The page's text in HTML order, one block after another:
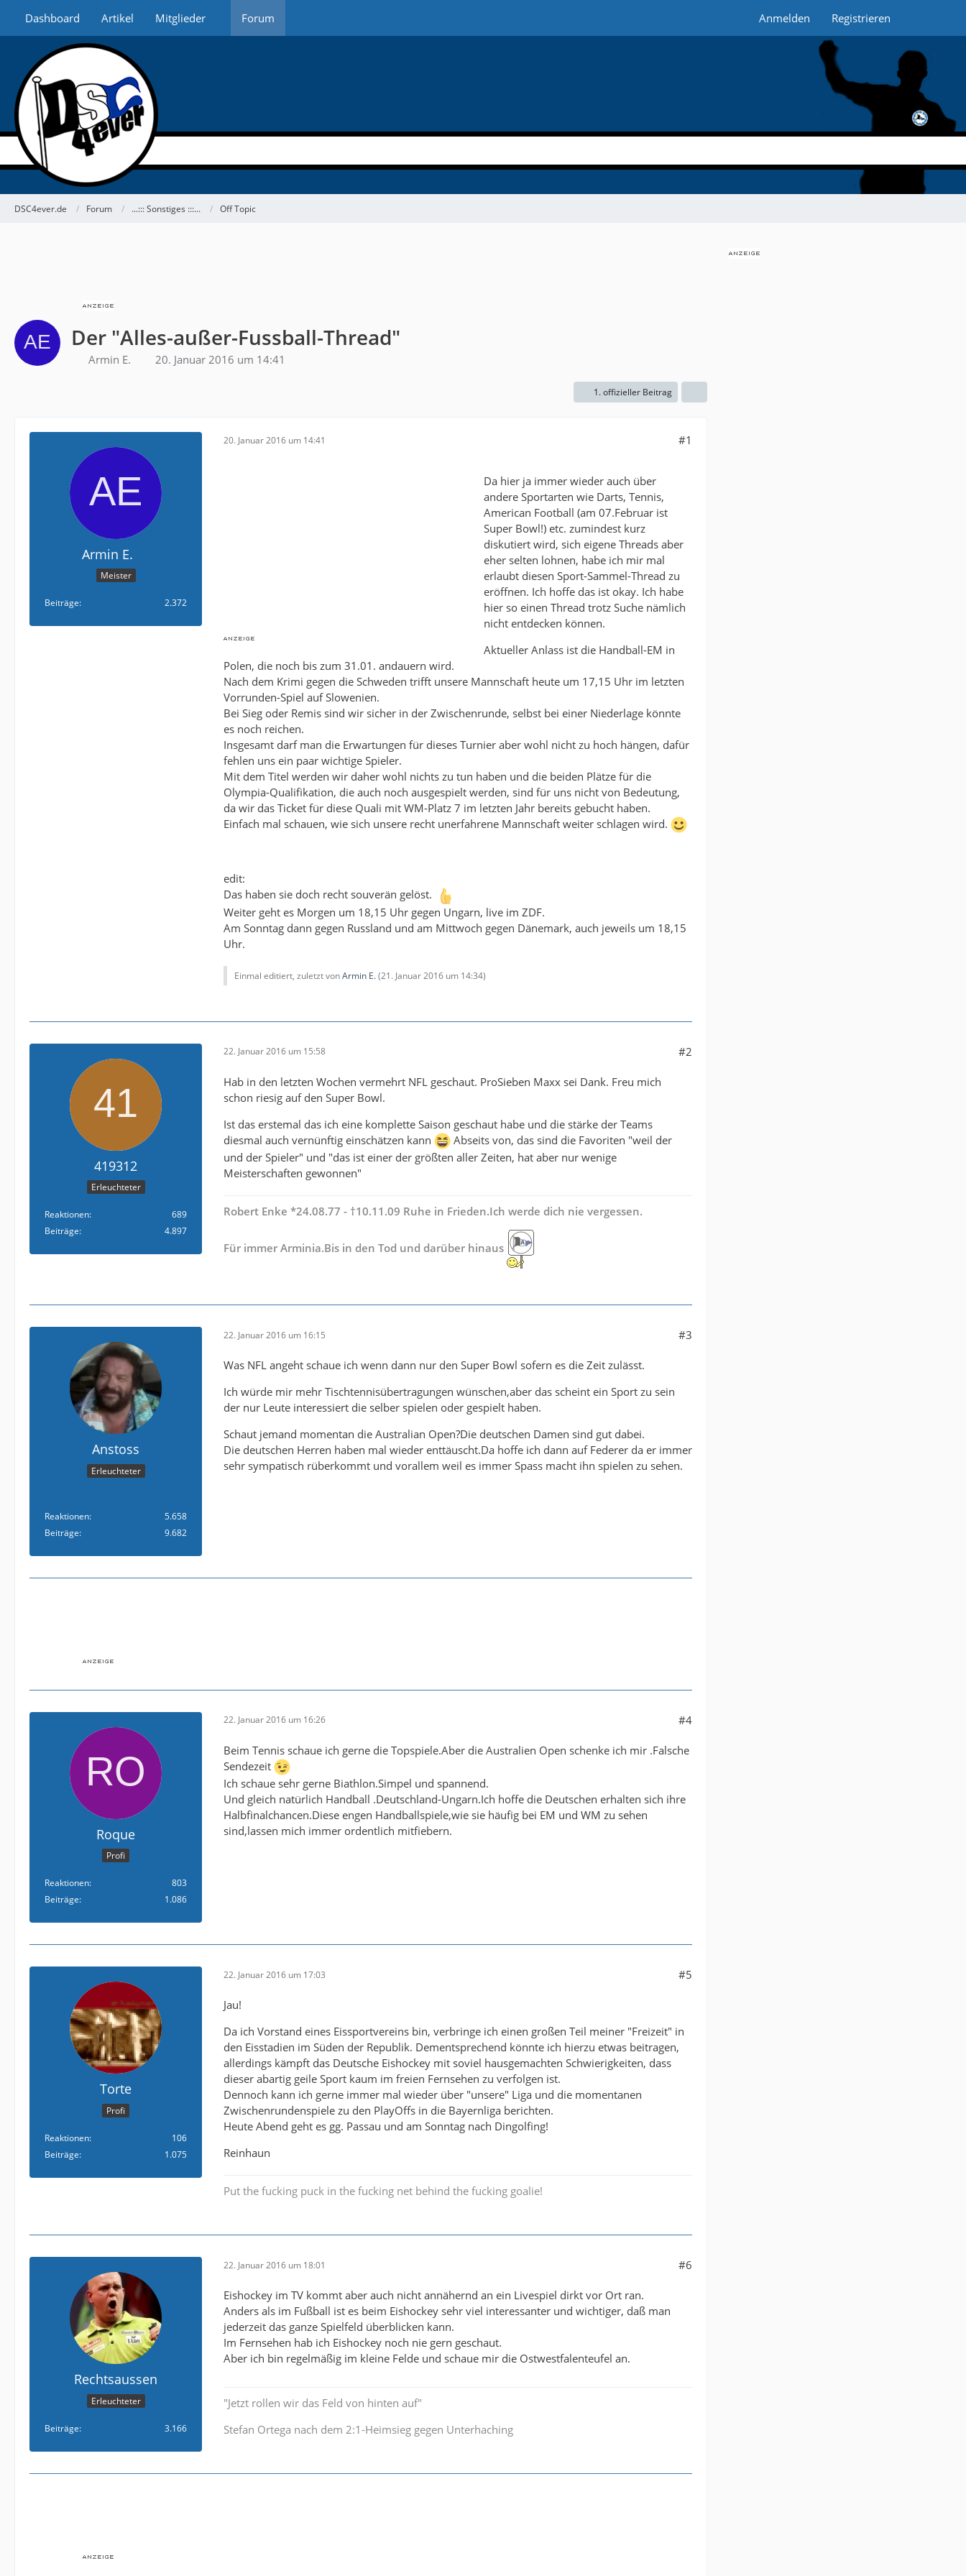
Dashboard Artikel Mitglieder Forum Anmelden Registrieren
DSC4ever.de Forum ...::: Sonstiges :::... Off Topic
Der "Alles-außer-Fussball-Thread"
Armin E. 20. Januar 2016 um 14:41
1. offizieller Beitrag
Armin E.
Meister
Beiträge 2.372
20. Januar 2016 um 14:41 #1
Da hier ja immer wieder auch über
andere Sportarten wie Darts, Tennis,
American Football (am 07.Februar ist
Super Bowl!) etc. zumindest kurz
diskutiert wird, sich eigene Threads aber
eher selten lohnen, habe ich mir mal
erlaubt diesen Sport-Sammel-Thread zu
eröffnen. Ich hoffe das ist okay. Ich habe
hier so einen Thread trotz Suche nämlich
nicht entdecken können.
Aktueller Anlass ist die Handball-EM in
Polen, die noch bis zum 31.01. andauern wird.
Nach dem Krimi gegen die Schweden trifft unsere Mannschaft heute um 17,15 Uhr im letzten
Vorrunden-Spiel auf Slowenien.
Bei Sieg oder Remis sind wir sicher in der Zwischenrunde, selbst bei einer Niederlage könnte
es noch reichen.
Insgesamt darf man die Erwartungen für dieses Turnier aber wohl nicht zu hoch hängen, dafür
fehlen uns ein paar wichtige Spieler.
Mit dem Titel werden wir daher wohl nichts zu tun haben und die beiden Plätze für die
Olympia-Qualifikation, die auch noch ausgespielt werden, sind für uns nicht von Bedeutung,
da wir das Ticket für diese Quali mit WM-Platz 7 im letzten Jahr bereits gebucht haben.
Einfach mal schauen, wie sich unsere recht unerfahrene Mannschaft weiter schlagen wird.
edit:
Das haben sie doch recht souverän gelöst.
Weiter geht es Morgen um 18,15 Uhr gegen Ungarn, live im ZDF.
Am Sonntag dann gegen Russland und am Mittwoch gegen Dänemark, auch jeweils um 18,15
Uhr.
Einmal editiert, zuletzt vonArmin E.(21. Januar 2016 um 14:34)
419312
Erleuchteter
Reaktionen
689
Beiträge
4.897
22. Januar 2016 um 15:58 #2
Hab in den letzten Wochen vermehrt NFL geschaut. ProSieben Maxx sei Dank. Freu mich
schon riesig auf den Super Bowl.
Ist das erstemal das ich eine komplette Saison geschaut habe und die stärke der Teams
diesmal auch vernünftig einschätzen kann
Abseits von, das sind die Favoriten "weil der
und der Spieler" und "das ist einer der größten aller Zeiten, hat aber nur wenige
Meisterschaften gewonnen"
Robert Enke *24.08.77 - †10.11.09 Ruhe in Frieden.Ich werde dich nie vergessen.
Für immer Arminia.Bis in den Tod und darüber hinaus
Anstoss
Erleuchteter
Reaktionen
5.658
Beiträge
9.682
22. Januar 2016 um 16:15 #3
Was NFL angeht schaue ich wenn dann nur den Super Bowl sofern es die Zeit zulässt.
Ich würde mir mehr Tischtennisübertragungen wünschen,aber das scheint ein Sport zu sein
der nur Leute interessiert die selber spielen oder gespielt haben.
Schaut jemand momentan die Australian Open?Die deutschen Damen sind gut dabei.
Die deutschen Herren haben mal wieder enttäuscht.Da hoffe ich dann auf Federer da er immer
sehr sympatisch rüberkommt und vorallem weil es immer Spass macht ihn spielen zu sehen.
Roque
Profi
Reaktionen
803
Beiträge
1.086
22. Januar 2016 um 16:26 #4
Beim Tennis schaue ich gerne die Topspiele.Aber die Australien Open schenke ich mir .Falsche
Sendezeit
Ich schaue sehr gerne Biathlon.Simpel und spannend.
Und gleich natürlich Handball .Deutschland-Ungarn.Ich hoffe die Deutschen erhalten sich ihre
Halbfinalchancen.Diese engen Handballspiele,wie sie häufig bei EM und WM zu sehen
sind,lassen mich immer ordentlich mitfiebern.
Torte
Profi
Reaktionen
106
Beiträge
1.075
22. Januar 2016 um 17:03 #5
Jau!
Da ich Vorstand eines Eissportvereins bin, verbringe ich einen großen Teil meiner "Freizeit" in
den Eisstadien im Süden der Republik. Dementsprechend könnte ich hierzu etwas beitragen,
allerdings kämpft das Deutsche Eishockey mit soviel hausgemachten Schwierigkeiten, dass
dieser abartig geile Sport kaum im freien Fernsehen zu verfolgen ist.
Dennoch kann ich gerne immer mal wieder über "unsere" Liga und die momentanen
Zwischenrundenspiele zu den PlayOffs in die Bayernliga berichten.
Heute Abend geht es gg. Passau und am Sonntag nach Dingolfing!
Reinhaun
Put the fucking puck in the fucking net behind the fucking goalie!
Rechtsaussen
Erleuchteter
Beiträge 3.166
22. Januar 2016 um 18:01 #6
Eishockey im TV kommt aber auch nicht annähernd an ein Livespiel dirkt vor Ort ran.
Anders als im Fußball ist es beim Eishockey sehr viel interessanter und wichtiger, daß man
jederzeit das ganze Spielfeld überblicken kann.
Im Fernsehen hab ich Eishockey noch nie gern geschaut.
Aber ich bin regelmäßig im kleine Felde und schaue mir die Ostwestfalenteufel an.
"Jetzt rollen wir das Feld von hinten auf"
Stefan Ortega nach dem 2:1-Heimsieg gegen Unterhaching